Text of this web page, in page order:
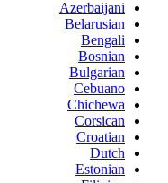
Azerbaijani
Belarusian
Bengali
Bosnian
Bulgarian
Cebuano
Chichewa
Corsican
Croatian
Dutch
Estonian